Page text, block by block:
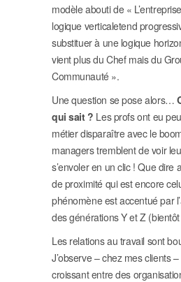
modèle abouti de «
logique verticaletend
substituer à une logique
vient plus du Chef mais du
Communauté ».
Une question se pose alors…
qui sait ? Les profs ont eu
métier disparaître avec le
managers tremblent de voir
s’envoler en un clic ! Que dire
de proximité qui est encore
phénomène est accentué par
des générations Y et Z
Les relations au travail sont
J’observe – chez mes clients
croissant entre des